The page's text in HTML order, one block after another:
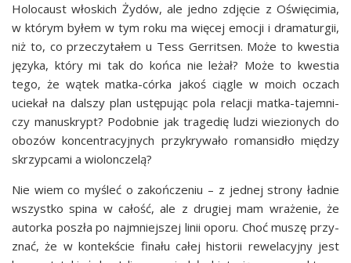
Holo­caust wło­skich Żydów, ale jed­no zdję­cie z Oświę­ci­mia,
w któ­rym byłem w tym roku ma wię­cej emo­cji i dra­ma­tur­gii,
niż to, co prze­czy­ta­łem u Tess Ger­rit­sen. Może to kwe­stia
języ­ka, któ­ry mi tak do koń­ca nie leżał? Może to kwe­stia
tego, że wątek mat­ka-cór­ka jakoś cią­gle w moich oczach
ucie­kał na dal­szy plan ustę­pu­jąc pola rela­cji mat­ka-tajem­ni­
czy manu­skrypt? Podob­nie jak tra­ge­dię ludzi wie­zio­nych do
obo­zów kon­cen­tra­cyj­nych przy­kry­wa­ło roman­si­dło mię­dzy
skrzyp­ca­mi a wiolonczelą?
Nie wiem co myśleć o zakoń­cze­niu – z jed­nej stro­ny ład­nie
wszyst­ko spi­na w całość, ale z dru­giej mam wra­że­nie, że
autor­ka poszła po naj­mniej­szej linii opo­ru. Choć muszę przy­
znać, że w kon­tek­ście fina­łu całej histo­rii rewe­la­cyj­ny jest